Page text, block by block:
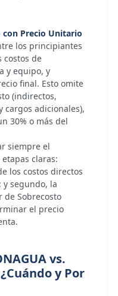
Precio Unitario
los principiantes
costos de
y equipo, y
final. Esto omite
(indirectos,
adicionales),
30% o más del
siempre el
claras:
los costos directos
y segundo, la
de Sobrecosto
el precio
vs.
y Por